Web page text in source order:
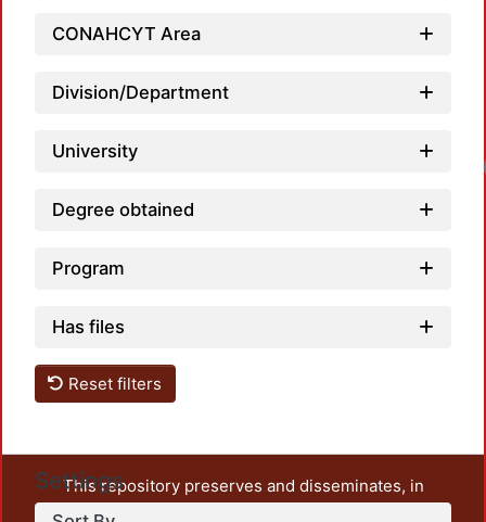
CONAHCYT Area
Division/Department
University
Degree obtained
Program
Has files
Reset filters
Settings
This repository preserves and disseminates, in
unrestricted open access, the teaching and research